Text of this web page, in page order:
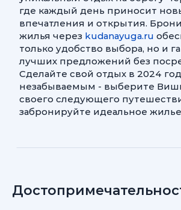
где каждый день приносит
впечатления и открытия.
жилья через kudanayuga.ru
только удобство выбора, но и
лучших предложений без
Сделайте свой отдых в 2024
незабываемым - выберите
своего следующего
забронируйте идеальное